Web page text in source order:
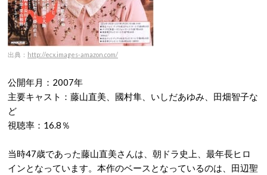
出典： http://ecx.images-amazon.com/
公開年月：2007年
主要キャスト：藤山直美、國村隼、いしだあゆみ、田畑智子な
ど
視聴率：16.8％
当時47歳であった藤山直美さんは、朝ドラ史上、最年長ヒロ
インとなっています。本作のベースとなっているのは、田辺聖